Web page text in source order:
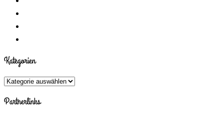
Kategorien
Kategorien
Partnerlinks